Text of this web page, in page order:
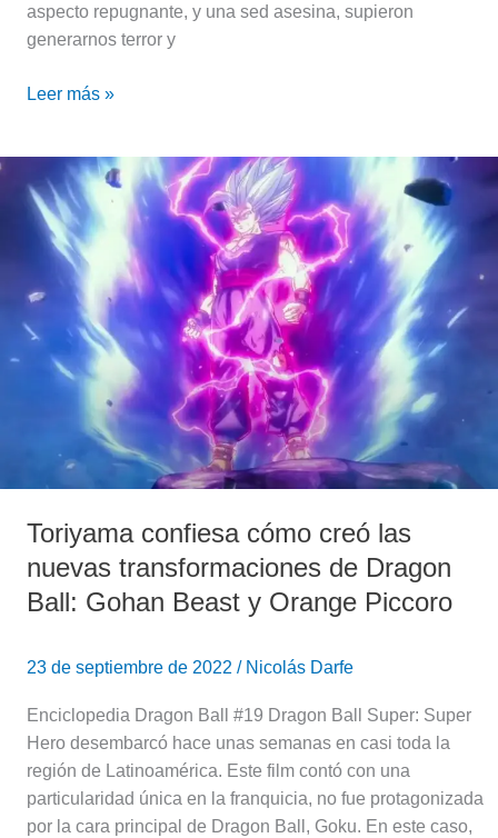
aspecto repugnante, y una sed asesina, supieron
generarnos terror y
Leer más »
Toriyama confiesa cómo creó las
nuevas transformaciones de Dragon
Ball: Gohan Beast y Orange Piccoro
23 de septiembre de 2022 / Nicolás Darfe
Enciclopedia Dragon Ball #19 Dragon Ball Super: Super
Hero desembarcó hace unas semanas en casi toda la
región de Latinoamérica. Este film contó con una
particularidad única en la franquicia, no fue protagonizada
por la cara principal de Dragon Ball, Goku. En este caso,
Toriyama
confiesa
cómo
creó
nuevas
transformaciones
Beast
Orange
Piccoro